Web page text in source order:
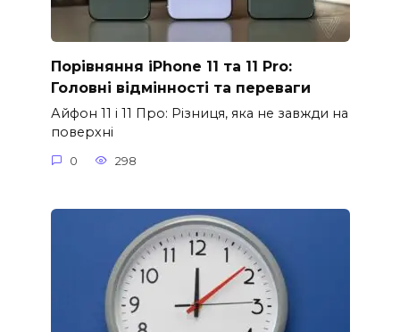
Порівняння iPhone 11 та 11 Pro:
Головні відмінності та переваги
Айфон 11 і 11 Про: Різниця, яка не завжди на
поверхні
0 298